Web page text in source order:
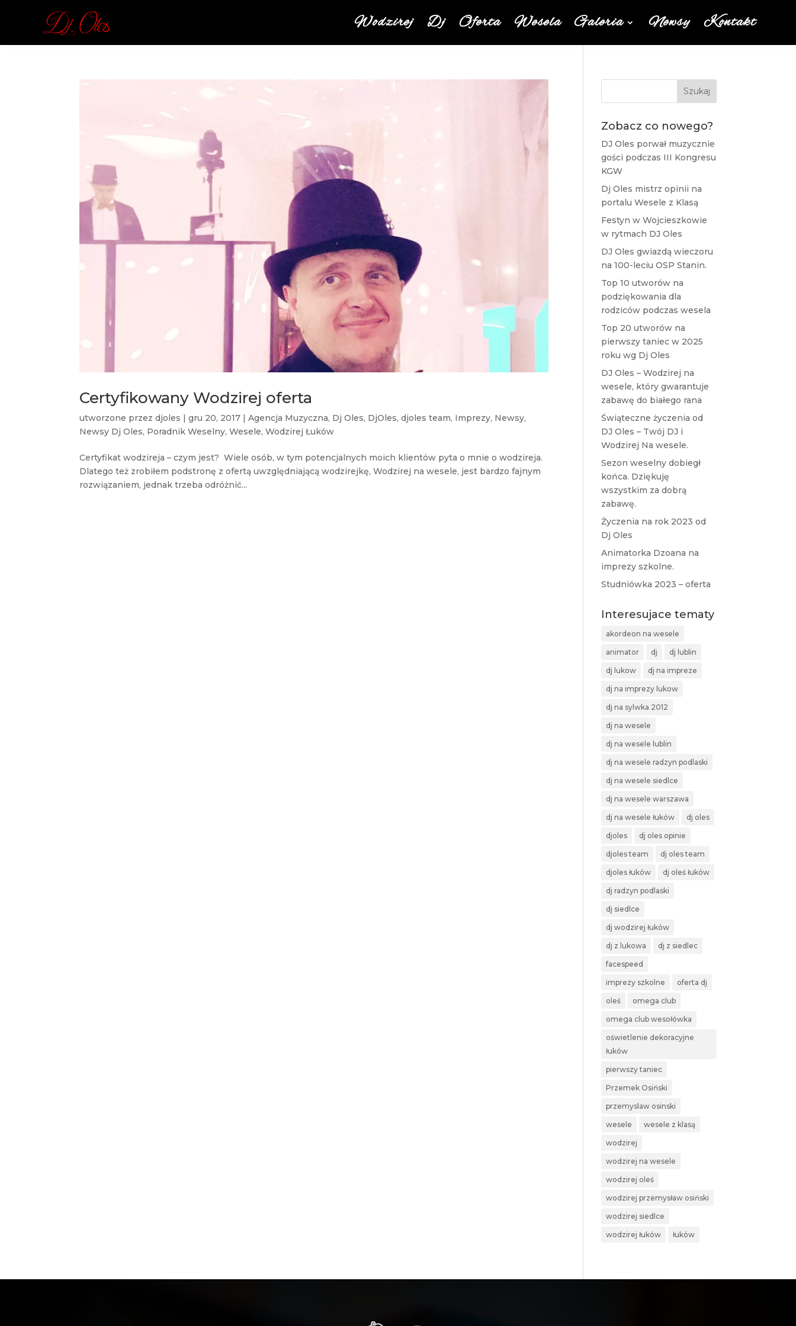
Wodzirej Dj Oferta Wesela Galeria Newsy Kontakt
Certyfikowany Wodzirej oferta
utworzone przezdjoles |gru 20, 2017 |Agencja Muzyczna, Dj Oles, DjOles,djoles team, Imprezy, Newsy,
Newsy Dj Oles, Poradnik Weselny,Wesele,Wodzirej Łuków
Certyfikat wodzireja – czym jest? Wiele osób, w tym potencjalnych moich klientów pyta o mnie o wodzireja.
Dlatego też zrobiłem podstronę z ofertą uwzględniającą wodzirejkę, Wodzirej na wesele, jest bardzo fajnym
rozwiązaniem, jednak trzeba odróżnić...
Szukaj
Zobacz co nowego?
DJ Oles porwał muzycznie
gości podczas III Kongresu
KGW
Dj Oles mistrz opinii na
portalu Wesele z Klasą
Festyn w Wojcieszkowie
w rytmach DJ Oles
DJ Oles gwiazdą wieczoru
na 100-leciu OSP Stanin.
Top 10 utworów na
podziękowania dla
rodziców podczas wesela
Top 20 utworów na
pierwszy taniec w 2025
roku wg Dj Oles
DJ Oles – Wodzirej na
wesele, który gwarantuje
zabawę do białego rana
Świąteczne życzenia od
DJ Oles – Twój DJ i
Wodzirej Na wesele.
Sezon weselny dobiegł
końca. Dziękuję
wszystkim za dobrą
zabawę.
Życzenia na rok 2023 od
Dj Oles
Animatorka Dzoana na
imprezy szkolne.
Studniówka 2023 – oferta
Interesujace tematy
akordeon na wesele
animator dj dj lublin
dj lukow dj na impreze
dj na imprezy lukow
dj na sylwka 2012
dj na wesele
dj na wesele lublin
dj na wesele radzyn podlaski
dj na wesele siedlce
dj na wesele warszawa
dj na wesele łuków dj oles
djoles dj oles opinie
djoles team dj oles team
djoles łuków dj oleś łuków
dj radzyn podlaski
dj siedlce
dj wodzirej łuków
dj z lukowa dj z siedlec
facespeed
imprezy szkolne oferta dj
oleś omega club
omega club wesołówka
oświetlenie dekoracyjne
łuków
pierwszy taniec
Przemek Osiński
przemyslaw osinski
wesele wesele z klasą
wodzirej
wodzirej na wesele
wodzirej oleś
wodzirej przemysław osiński
wodzirej siedlce
wodzirej łuków łuków